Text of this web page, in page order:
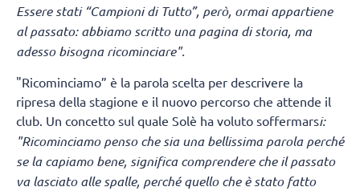
Essere stati “Campioni di Tutto”, però, ormai appartiene
al passato: abbiamo scritto una pagina di storia, ma
adesso bisogna ricominciare".
"Ricominciamo” è la parola scelta per descrivere la
ripresa della stagione e il nuovo percorso che attende il
club. Un concetto sul quale Solè ha voluto soffermarsi:
"Ricominciamo penso che sia una bellissima parola perché
se la capiamo bene, significa comprendere che il passato
va lasciato alle spalle, perché quello che è stato fatto